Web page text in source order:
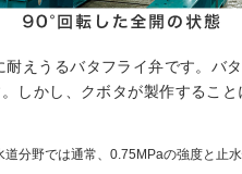
耐えうるバタフライ弁です。バ
しかし、クボタが製作すること
分野では通常、0.75MPaの強度と止